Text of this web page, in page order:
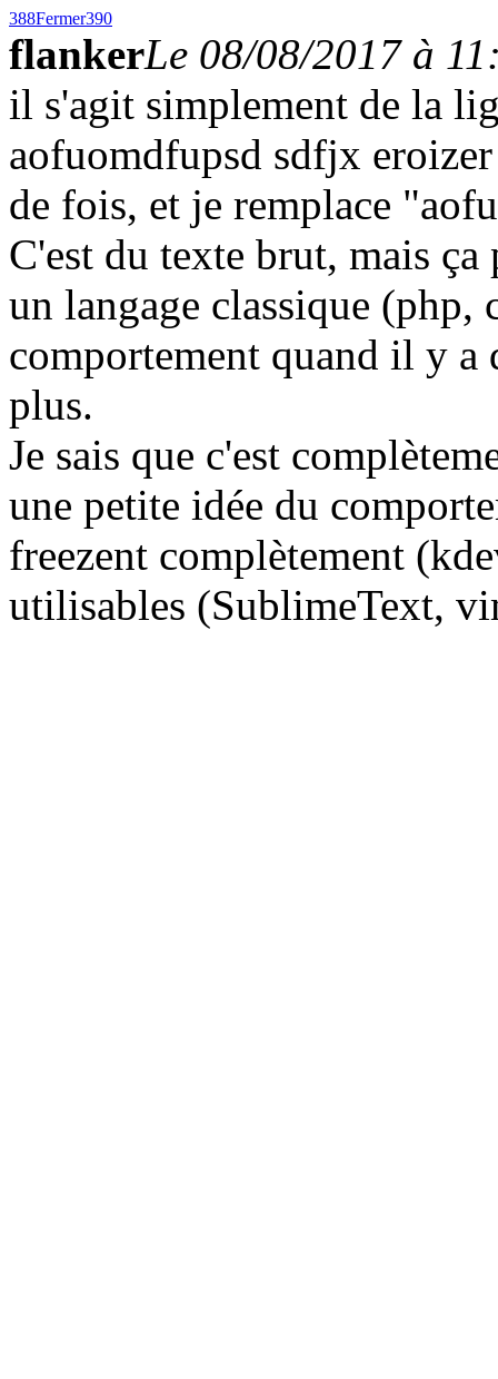
388Fermer390
flankerLe 08/08/2017 à
il s'agit simplement de la
aofuomdfupsd sdfjx
de fois, et je remplace
C'est du texte brut, mais
un langage classique
comportement quand il y
plus.
Je sais que c'est
une petite idée du
freezent complètement
utilisables (SublimeText,